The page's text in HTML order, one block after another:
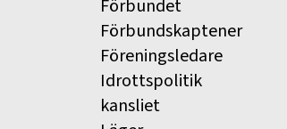
Förbundet
Förbundskaptener
Föreningsledare
Idrottspolitik
kansliet